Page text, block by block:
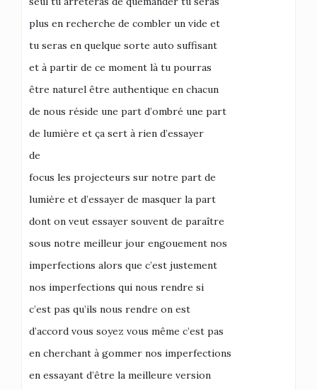
plus en recherche de combler un vide et
tu seras en quelque sorte auto suffisant
et à partir de ce moment là tu pourras
être naturel être authentique en chacun
de nous réside une part d’ombré une part
de lumière et ça sert à rien d’essayer
de
focus les projecteurs sur notre part de
lumière et d’essayer de masquer la part
dont on veut essayer souvent de paraître
sous notre meilleur jour engouement nos
imperfections alors que c’est justement
nos imperfections qui nous rendre si
c’est pas qu’ils nous rendre on est
d’accord vous soyez vous même c’est pas
en cherchant à gommer nos imperfections
en essayant d’être la meilleure version